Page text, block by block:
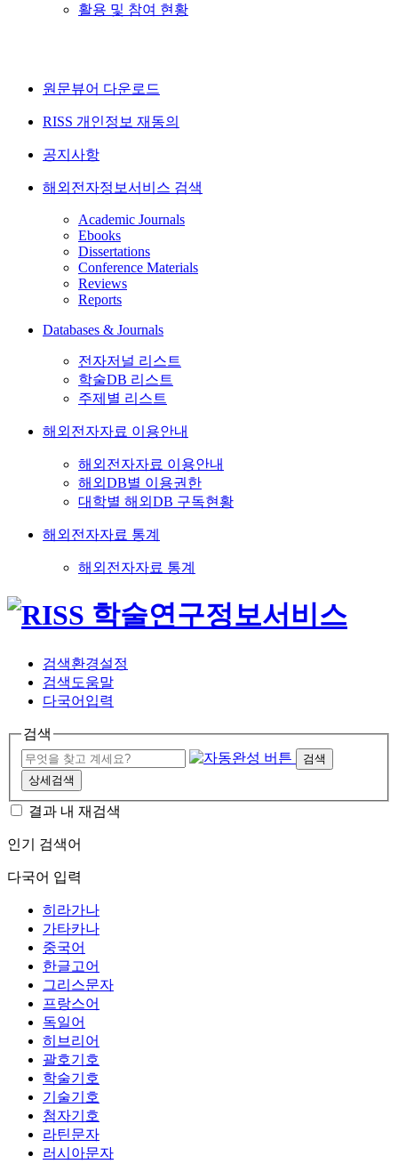
활용 및 참여 현황
원문뷰어 다운로드
RISS 개인정보 재동의
공지사항
해외전자정보서비스 검색
Academic Journals
Ebooks
Dissertations
Conference Materials
Reviews
Reports
Databases & Journals
전자저널 리스트
학술DB 리스트
주제별 리스트
해외전자자료 이용안내
해외전자자료 이용안내
해외DB별 이용권한
대학별 해외DB 구독현황
해외전자자료 통계
해외전자자료 통계
검색환경설정
검색도움말
다국어입력
검색
검색
상세검색
결과 내 재검색
인기 검색어
다국어 입력
히라가나
가타카나
중국어
한글고어
그리스문자
프랑스어
독일어
히브리어
괄호기호
학술기호
기술기호
첨자기호
라틴문자
러시아문자